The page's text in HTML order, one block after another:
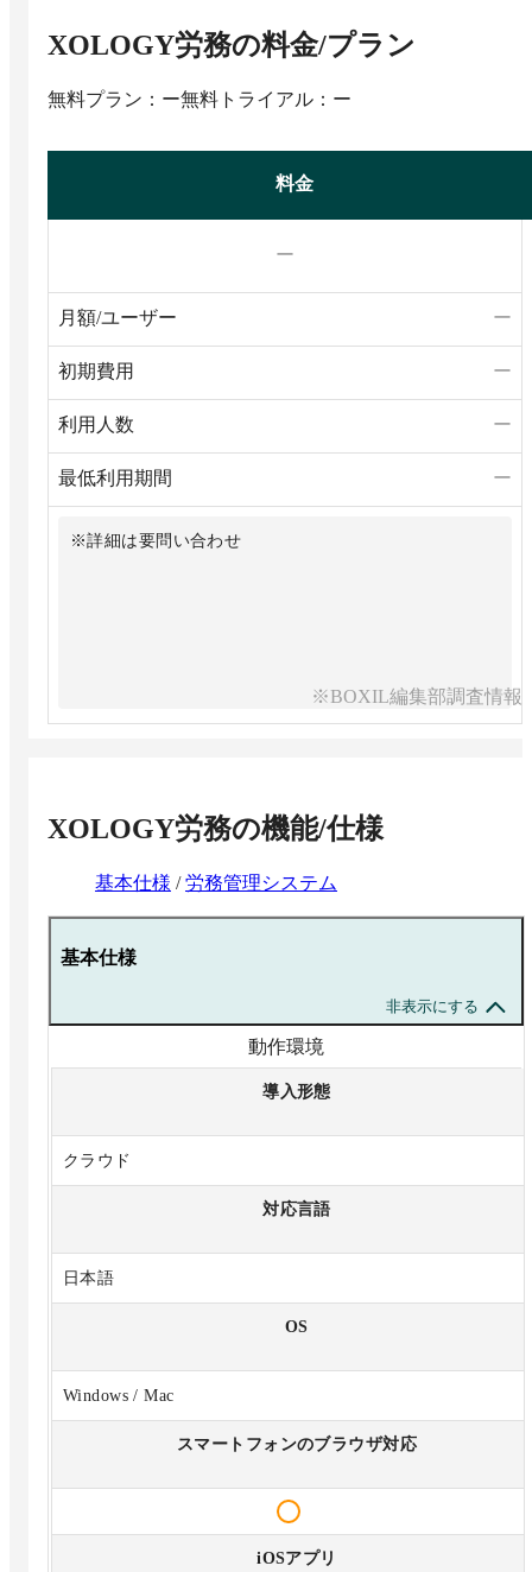
XOLOGY労務の料金/プラン
無料プラン：ー無料トライアル：ー
料金
ー
月額/ユーザー ー
初期費用 ー
利用人数 ー
最低利用期間 ー
※詳細は要問い合わせ
※BOXIL編集部調査情報
XOLOGY労務の機能/仕様
基本仕様 /労務管理システム
基本仕様
非表示にする
動作環境
導入形態
クラウド
対応言語
日本語
OS
Windows / Mac
スマートフォンのブラウザ対応
iOSアプリ